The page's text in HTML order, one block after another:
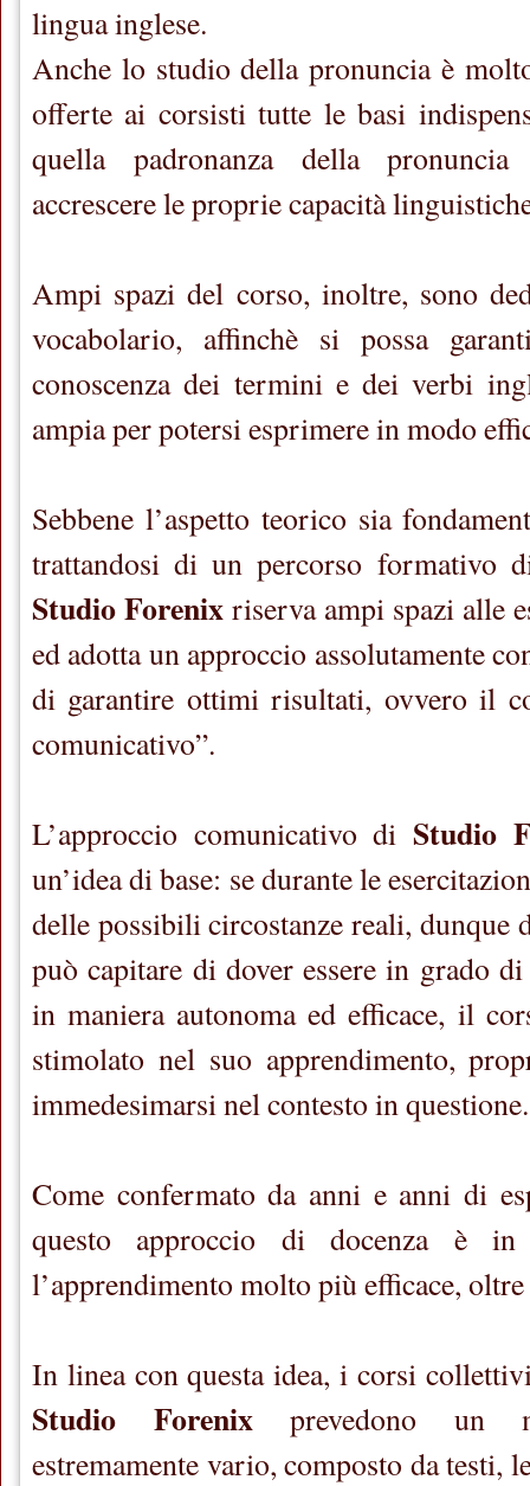
lingua inglese.
Anche lo studio della pronuncia è
offerte ai corsisti tutte le basi
quella padronanza della pronuncia
accrescere le proprie capacità
Ampi spazi del corso, inoltre, sono
vocabolario, affinchè si possa
conoscenza dei termini e dei verbi
ampia per potersi esprimere in modo
Sebbene l’aspetto teorico sia
trattandosi di un percorso formativo
Studio Forenix riserva ampi spazi alle
ed adotta un approccio assolutamente
di garantire ottimi risultati, ovvero il
comunicativo”.
L’approccio comunicativo diStudio
un’idea di base: se durante le
delle possibili circostanze reali, dunque
può capitare di dover essere in grado
in maniera autonoma ed efficace, il
stimolato nel suo apprendimento,
immedesimarsi nel contesto in questione.
Come confermato da anni e anni di
questo approccio di docenza è
l’apprendimento molto più efficace, oltre
In linea con questa idea, i corsi
Studio Forenixprevedono un
estremamente vario, composto da testi,